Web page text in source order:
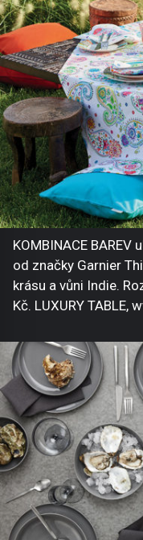
KOMBINACE BAREV
od značky Garnier
krásu a vůni Indie.
Kč. LUXURY TABLE,